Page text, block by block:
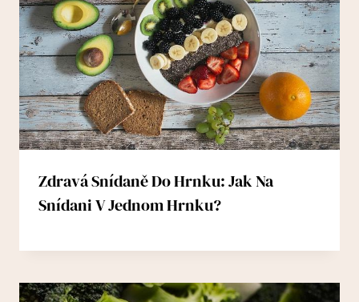
Zdravá Snídaně Do Hrnku: Jak Na
Snídani V Jednom Hrnku?